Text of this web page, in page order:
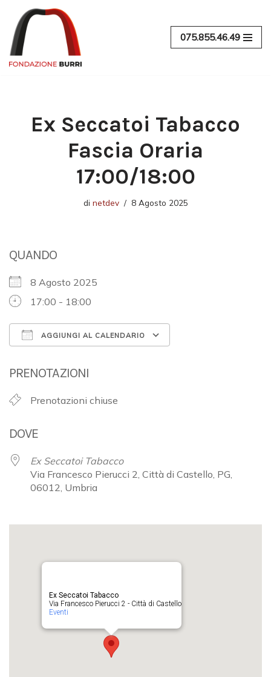
Vai
al
contenuto
075.855.46.49
Ex Seccatoi Tabacco
Fascia Oraria
17:00/18:00
di netdev 8 Agosto 2025
QUANDO
8 Agosto 2025
17:00 - 18:00
AGGIUNGI AL CALENDARIO
PRENOTAZIONI
Prenotazioni chiuse
DOVE
Ex Seccatoi Tabacco
Via Francesco Pierucci 2, Città di Castello, PG,
06012, Umbria
Ex Seccatoi Tabacco
Via Francesco Pierucci 2 - Città di Castello
Eventi